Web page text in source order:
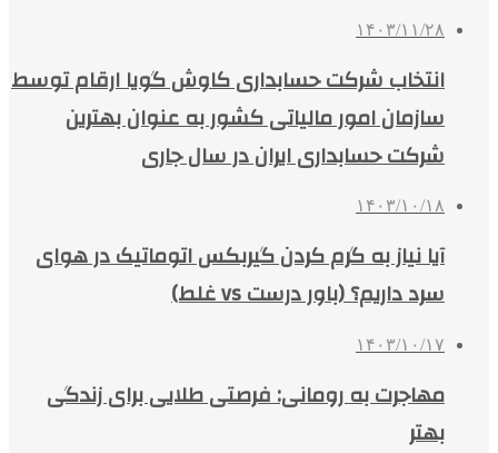
۱۴۰۳/۱۱/۲۸
انتخاب شرکت حسابداری کاوش گویا ارقام توسط
سازمان امور مالیاتی کشور به عنوان بهترین
شرکت حسابداری ایران در سال جاری
۱۴۰۳/۱۰/۱۸
آیا نیاز به گرم کردن گیربکس اتوماتیک در هوای
سرد داریم؟ (باور درست vs غلط)
۱۴۰۳/۱۰/۱۷
مهاجرت به رومانی: فرصتی طلایی برای زندگی
بهتر